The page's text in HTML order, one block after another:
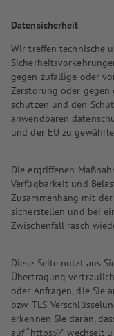
Datensicherheit
Wir treffen technische
gegen zufällige oder
Zerstörung oder
schützen und den
anwendbaren
und der EU zu
Die ergriffenen
Verfügbarkeit und
Zusammenhang mit
sicherstellen und bei
Zwischenfall rasch
Diese Seite nutzt aus
Übertragung
oder Anfragen, die Sie
bzw. TLS-
erkennen Sie daran,
auf “https://” wechselt